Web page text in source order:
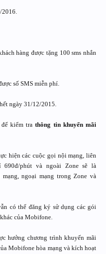
2016.
hàng được tặng 100 sms nhắn
số SMS miễn phí.
ngày 31/12/2015.
kiểm trathông tin khuyến mãi
hiện các cuộc gọi nội mạng, liên
phút và ngoài Zone sẽ là
ngoại mạng trong Zone và
có thể đăng ký sử dụng các gói
của Mobifone.
hưởng chương trình khuyến mãi
Mobifone hòa mạng và kích hoạt